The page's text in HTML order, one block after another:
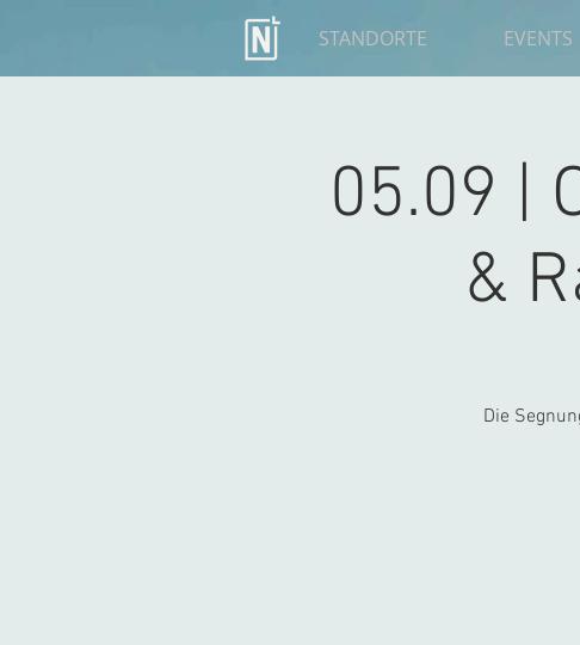
STANDORTE EVENTS
05.09 |
&
Die